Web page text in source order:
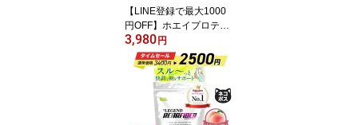
【LINE登録で最大1000
円OFF】ホエイプロテイ
ン 限定フレーバーから選
べるプロテイン 600g ビ
ーレジェンド 真夏のおい
スイカ風味 WPC ボディ
メイク ダイエット
3,980円